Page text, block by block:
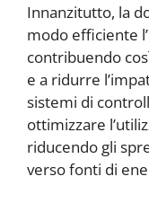
Innanzitutto, la
modo efficiente
contribuendo
e a ridurre
sistemi di
ottimizzare
riducendo gli
verso fonti di